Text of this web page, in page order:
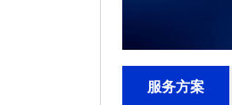
服务方案